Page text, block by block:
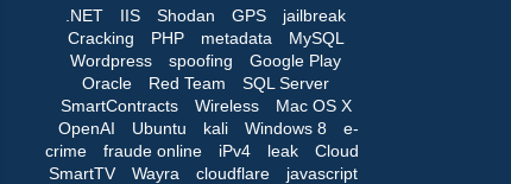
.NET
IIS Shodan GPS
jailbreak
Cracking
PHP metadata
MySQL
Wordpress
spoofing
Google Play
Oracle
Red Team
SQL Server
SmartContracts
Wireless
Mac OS X
OpenAI
Ubuntu kali Windows 8
e-
crime
fraude online iPv4 leak
Cloud
SmartTV
Wayra cloudflare
javascript